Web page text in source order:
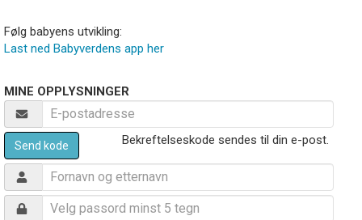
Følg babyens utvikling:
Last ned Babyverdens app her
MINE OPPLYSNINGER
Send kode Bekreftelseskode sendes til din e-post.